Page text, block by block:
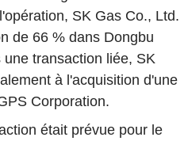
SK Gas Co., Ltd.
de 66 % dans Dongbu
transaction liée, SK
à l'acquisition d'une
Corporation.
était prévue pour le